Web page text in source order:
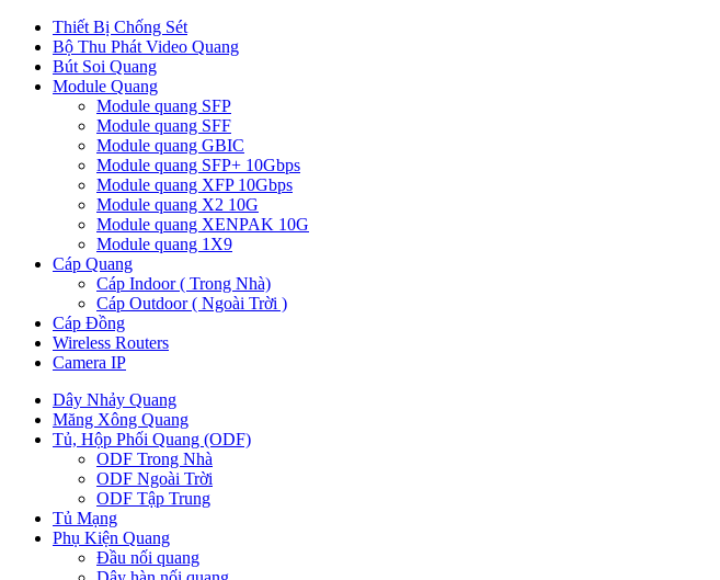
Thiết Bị Chống Sét
Bộ Thu Phát Video Quang
Bút Soi Quang
Module Quang
Module quang SFP
Module quang SFF
Module quang GBIC
Module quang SFP+ 10Gbps
Module quang XFP 10Gbps
Module quang X2 10G
Module quang XENPAK 10G
Module quang 1X9
Cáp Quang
Cáp Indoor ( Trong Nhà)
Cáp Outdoor ( Ngoài Trời )
Cáp Đồng
Wireless Routers
Camera IP
Dây Nhảy Quang
Măng Xông Quang
Tủ, Hộp Phối Quang (ODF)
ODF Trong Nhà
ODF Ngoài Trời
ODF Tập Trung
Tủ Mạng
Phụ Kiện Quang
Đầu nối quang